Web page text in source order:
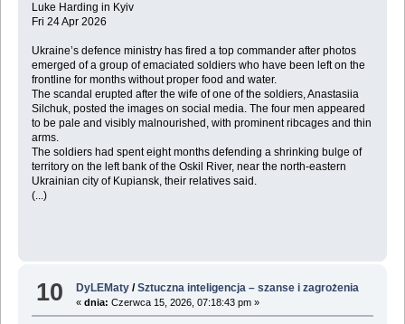
Luke Harding in Kyiv
Fri 24 Apr 2026
Ukraine’s defence ministry has fired a top commander after photos
emerged of a group of emaciated soldiers who have been left on the
frontline for months without proper food and water.
The scandal erupted after the wife of one of the soldiers, Anastasiia
Silchuk, posted the images on social media. The four men appeared
to be pale and visibly malnourished, with prominent ribcages and thin
arms.
The soldiers had spent eight months defending a shrinking bulge of
territory on the left bank of the Oskil River, near the north-eastern
Ukrainian city of Kupiansk, their relatives said.
(...)
10 DyLEMaty /Sztuczna inteligencja – szanse i zagrożenia
«dnia: Czerwca 15, 2026, 07:18:43 pm »